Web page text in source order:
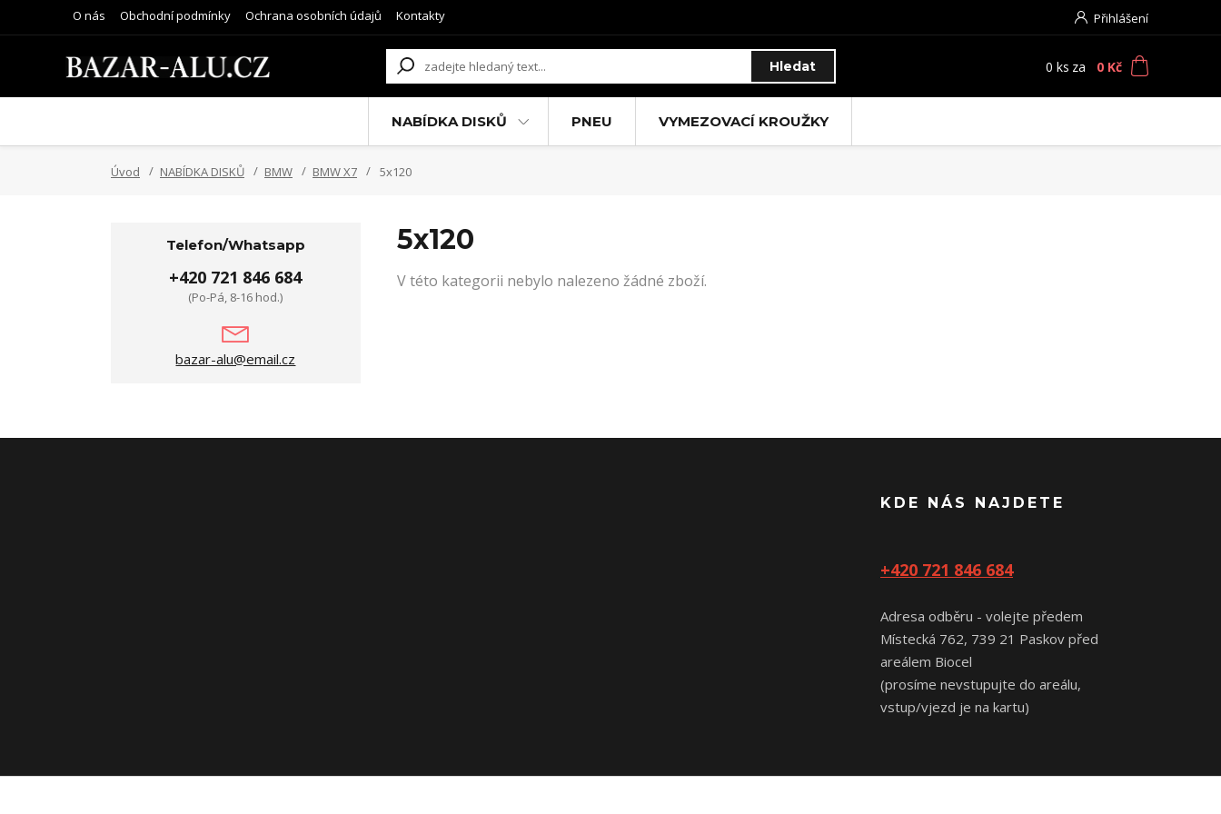
O nás Obchodní podmínky Ochrana osobních údajů Kontakty Přihlášení
Hledat 0 ks za 0 Kč
NABÍDKA DISKŮ PNEU VYMEZOVACÍ KROUŽKY
Úvod NABÍDKA DISKŮ BMW BMW X7 5x120
5x120
V této kategorii nebylo nalezeno žádné zboží.
Telefon/Whatsapp
+420 721 846 684
(Po-Pá, 8-16 hod.)
bazar-alu@email.cz
KDE NÁS NAJDETE
+420 721 846 684
Adresa odběru - volejte předem
Místecká 762, 739 21 Paskov před
areálem Biocel
(prosíme nevstupujte do areálu,
vstup/vjezd je na kartu)